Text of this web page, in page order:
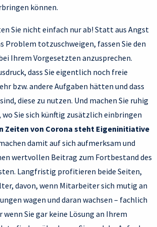
können.
Sie nicht einfach nur ab! Statt aus Angst
Problem totzuschweigen, fassen Sie den
Ihrem Vorgesetzten anzusprechen.
dass Sie eigentlich noch freie
bzw. andere Aufgaben hätten und dass
diese zu nutzen. Und machen Sie ruhig
wo Sie sich künftig zusätzlich einbringen
Zeiten von Corona steht Eigeninitiative
damit auf sich aufmerksam und
wertvollen Beitrag zum Fortbestand des
Langfristig profitieren beide Seiten,
davon, wenn Mitarbeiter sich mutig an
wagen und daran wachsen – fachlich
wenn Sie gar keine Lösung an Ihrem